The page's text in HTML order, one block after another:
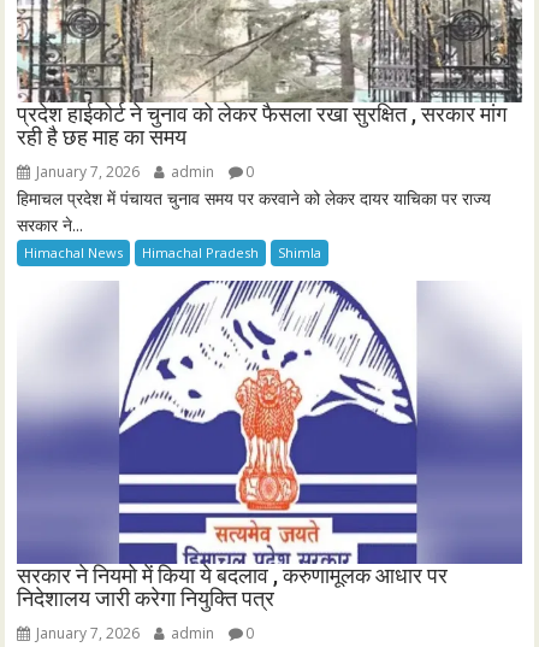
प्रदेश हाईकोर्ट ने चुनाव को लेकर फैसला रखा सुरक्षित , सरकार मांग
रही है छह माह का समय
January 7, 2026 admin 0
हिमाचल प्रदेश में पंचायत चुनाव समय पर करवाने को लेकर दायर याचिका पर राज्य
सरकार ने...
Himachal News Himachal Pradesh Shimla
सरकार ने नियमो में किया ये बदलाव , करुणामूलक आधार पर
निदेशालय जारी करेगा नियुक्ति पत्र
January 7, 2026 admin 0